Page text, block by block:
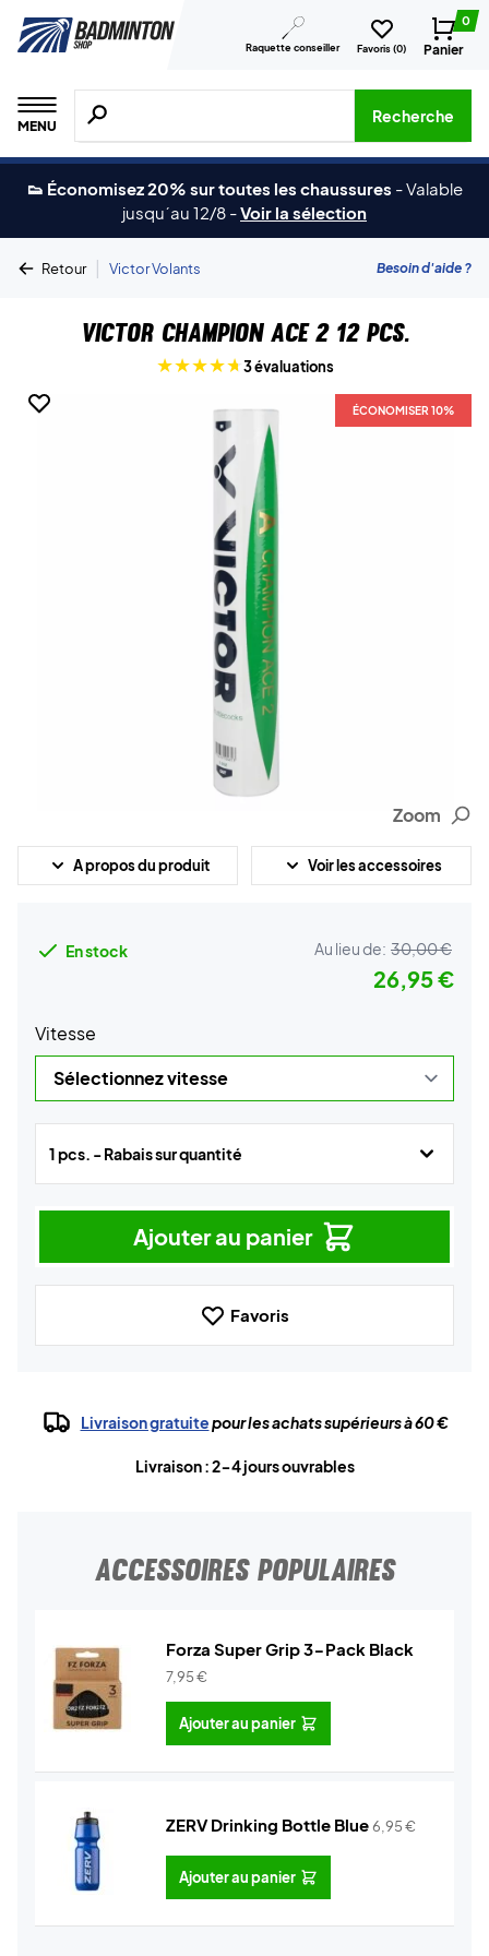
Raquette conseiller Favoris (0)
0
Panier
MENU
Recherche de produits, de marques, etc.
Recherche
👟 Économisez 20% sur toutes les chaussures -Valable
jusqu´au 12/8 -Voir la sélection
Retour | Victor Volants Besoin d'aide ?
Victor Champion ACE 2 12 pcs.
3 évaluations
ÉCONOMISER 10%
Zoom
A propos du produit Voir les accessoires
En stock Au lieu de: 30,00 €
26,95 €
Vitesse
1 pcs. - Rabais sur quantité
Ajouter au panier
Favoris
Livraison gratuitepour les achats supérieurs à 60 €
Livraison : 2-4 jours ouvrables
ACCESSOIRES POPULAIRES
Forza Super Grip 3-Pack Black
7,95€
Ajouter au panier
ZERV Drinking Bottle Blue6,95€
Ajouter au panier